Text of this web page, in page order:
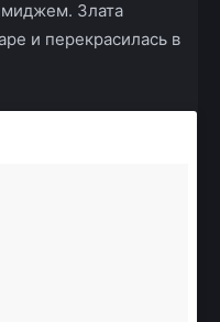
Злата
и перекрасилась в